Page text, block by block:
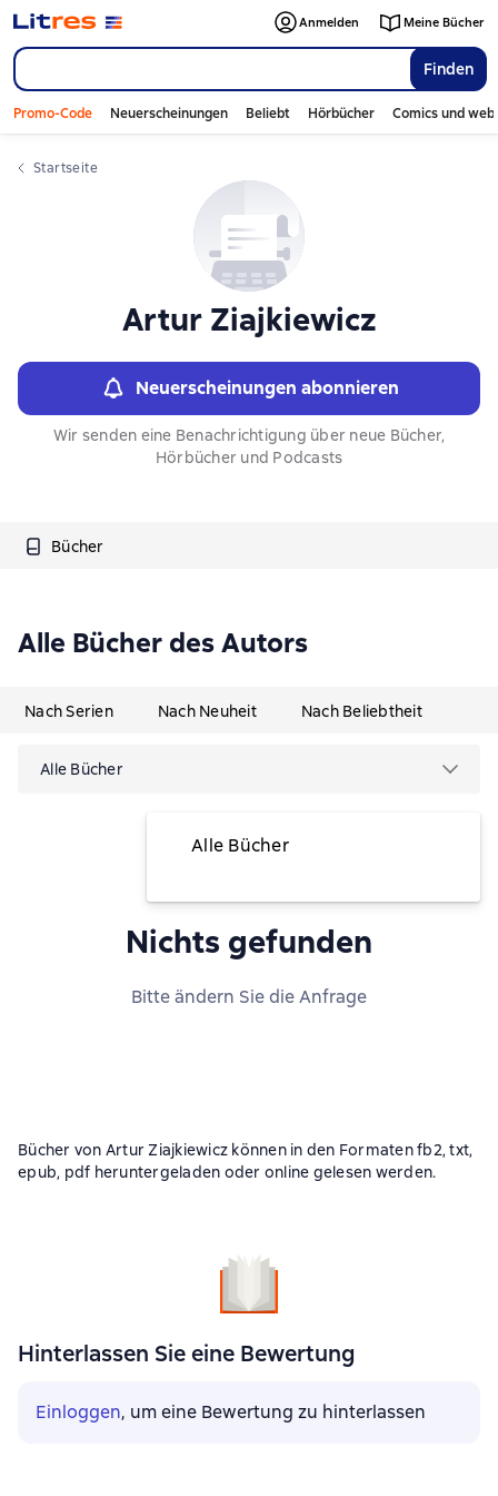
Finden
Anmelden Meine Bücher
Promo-Code Neuerscheinungen Beliebt Hörbücher Comics und
Startseite
Artur Ziajkiewicz
Neuerscheinungen abonnieren
Wir senden eine Benachrichtigung über neue Bücher,
Hörbücher und Podcasts
Bücher
Alle Bücher des Autors
Nach Serien Nach Neuheit Nach Beliebtheit
Alle Bücher
Alle Bücher
nichts gefunden
Bitte ändern Sie die Anfrage
Bücher von Artur Ziajkiewicz können in den Formaten fb2, txt,
epub, pdf heruntergeladen oder online gelesen werden.
Hinterlassen Sie eine Bewertung
Einloggen, um eine Bewertung zu hinterlassen